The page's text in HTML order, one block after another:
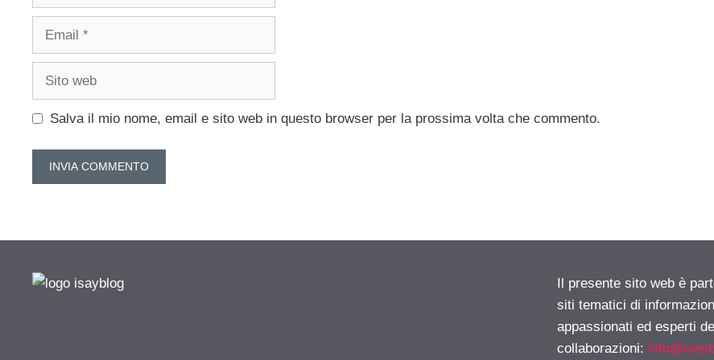
Email
Sito
Salva il mio nome, email e sito web in questo browser per la prossima volta che commento.
Il presente sito web è
siti tematici di
appassionati ed esperti
collaborazioni: